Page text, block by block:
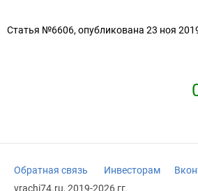
Статья №6606, опубликована 23 ноя
Обратная связь Инвесторам
vrachi74.ru, 2019-2026 гг.